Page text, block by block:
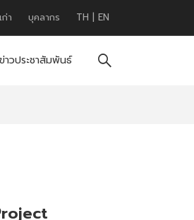
า บุคลากร TH | EN
ข่าวประชาสัมพันธ์